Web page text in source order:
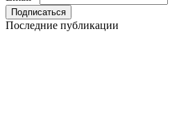
Последние публикации